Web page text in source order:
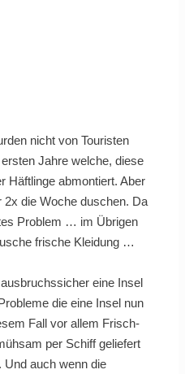
nicht von Touristen
Jahre welche, diese
Häftlinge abmontiert. Aber
die Woche duschen. Da
Problem … im Übrigen
frische Kleidung …
eine Insel
die eine Insel nun
Fall vor allem Frisch-
per Schiff geliefert
Und auch wenn die